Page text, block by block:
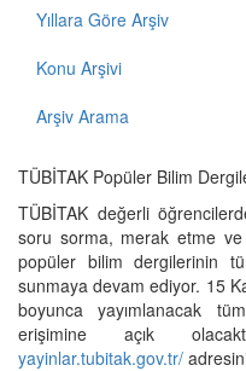
Yıllara Göre Arşiv
Konu Arşivi
Arşiv Arama
TÜBİTAK Popüler Bilim
TÜBİTAK değerli
soru sorma, merak etme ve
popüler bilim dergilerinin
sunmaya devam ediyor. 15
boyunca yayımlanacak
erişimine açık
yayinlar.tubitak.gov.tr/